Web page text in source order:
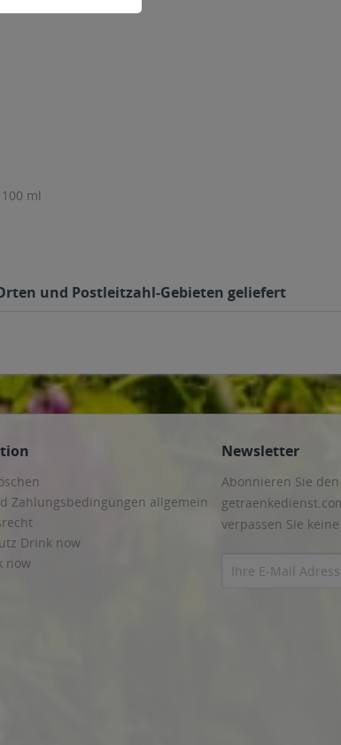
ml
und Postleitzahl-Gebieten geliefert
Zahlungsbedingungen allgemein
Drink now
now
Newsletter
Abonnieren Sie
verpassen Sie